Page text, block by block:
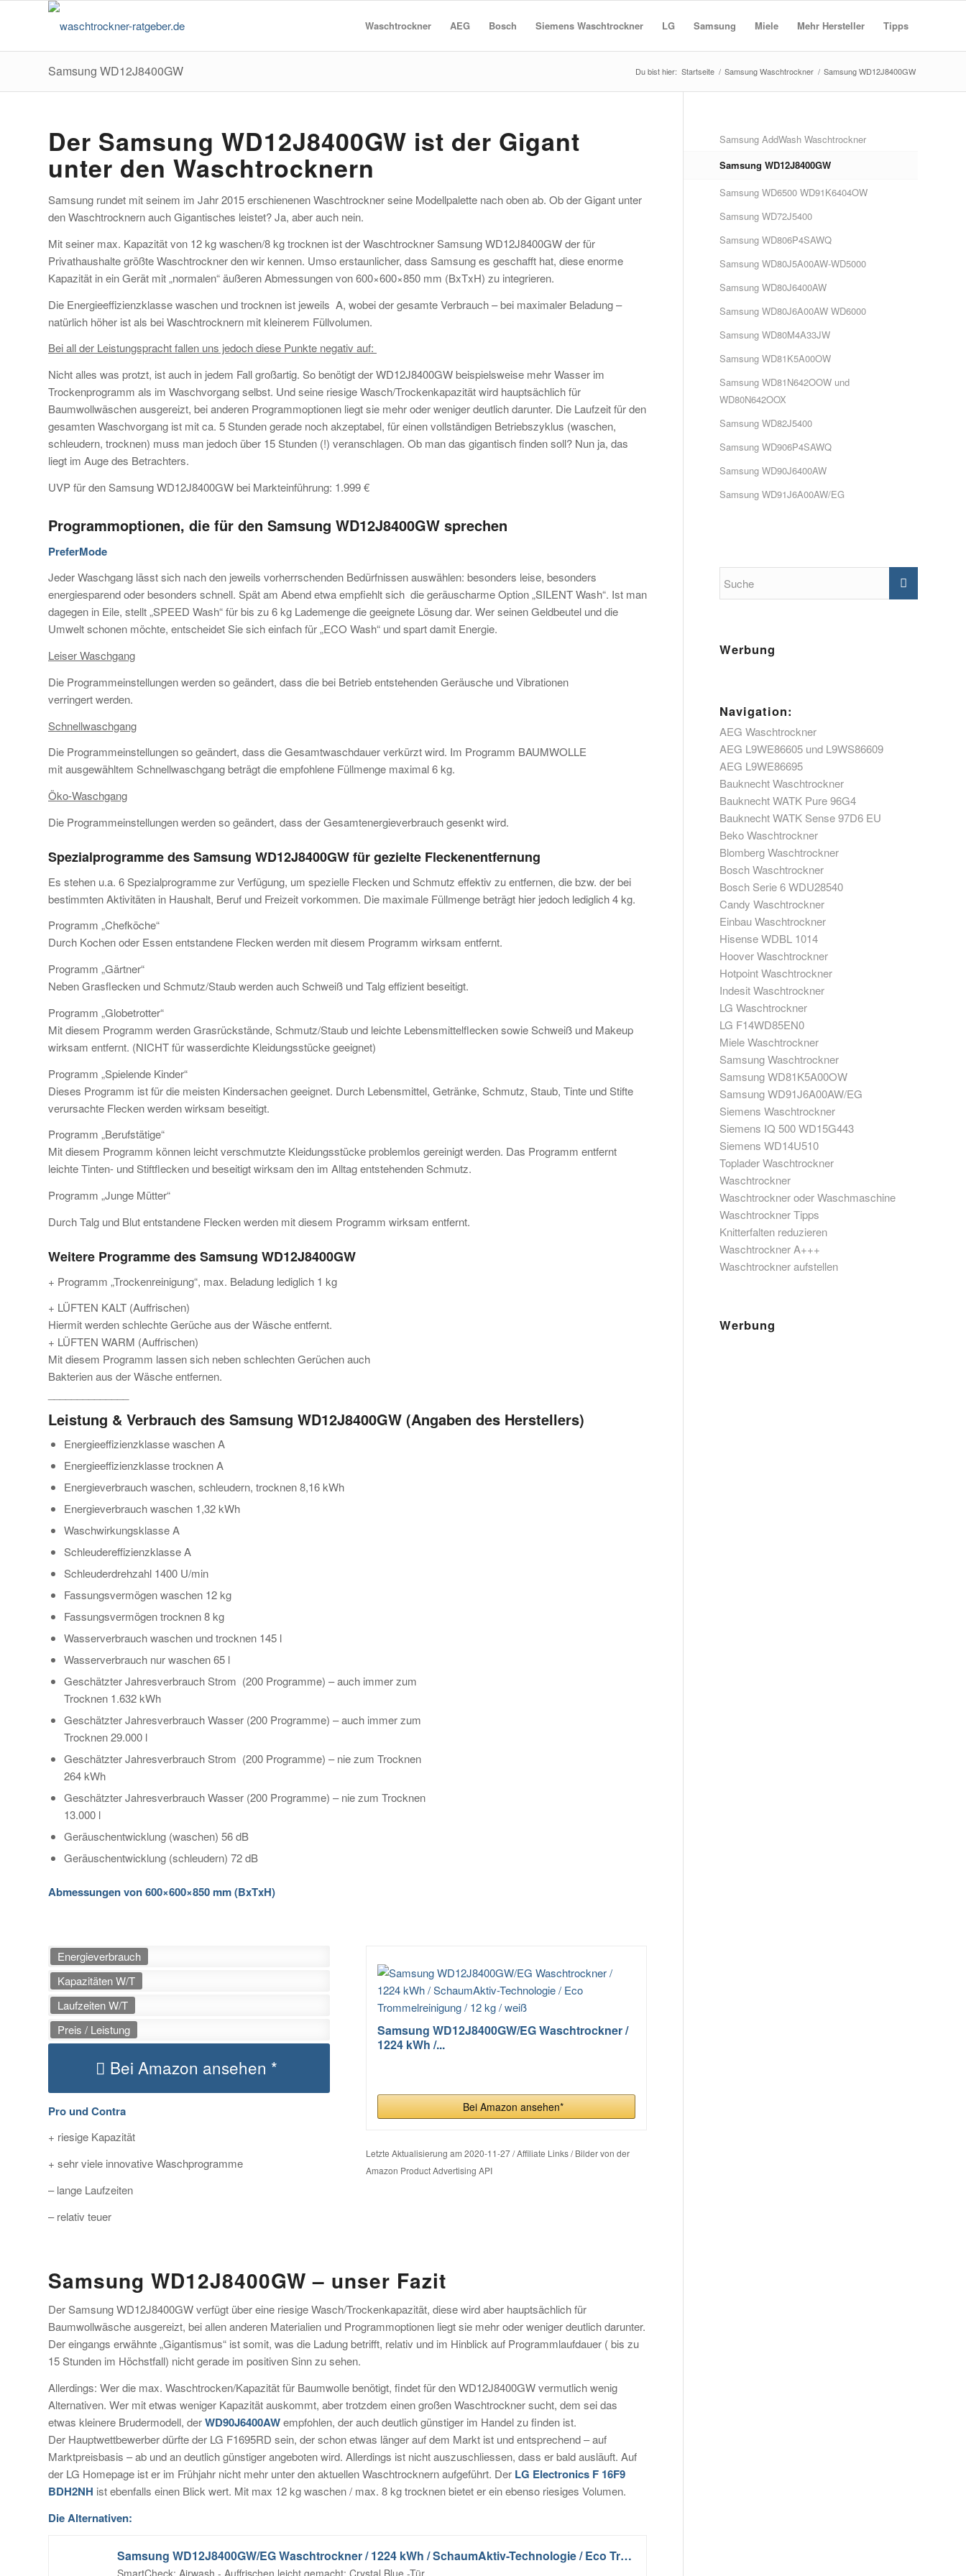
Waschtrockner AEG Bosch Siemens Waschtrockner LG Samsung Miele Mehr Hersteller Tipps
Samsung WD12J8400GW Du bist hier: Startseite / Samsung Waschtrockner / Samsung WD12J8400GW
Der Samsung WD12J8400GW ist der Gigant
unter den Waschtrocknern
Samsung rundet mit seinem im Jahr 2015 erschienenen Waschtrockner seine Modellpalette nach oben ab. Ob der Gigant unter
den Waschtrocknern auch Gigantisches leistet? Ja, aber auch nein.
Mit seiner max. Kapazität von 12 kg waschen/8 kg trocknen ist der Waschtrockner Samsung WD12J8400GW der für
Privathaushalte größte Waschtrockner den wir kennen. Umso erstaunlicher, dass Samsung es geschafft hat, diese enorme
Kapazität in ein Gerät mit „normalen“ äußeren Abmessungen von 600×600×850 mm (BxTxH) zu integrieren.
Die Energieeffizienzklasse waschen und trocknen ist jeweils A, wobei der gesamte Verbrauch – bei maximaler Beladung –
natürlich höher ist als bei Waschtrocknern mit kleinerem Füllvolumen.
Bei all der Leistungspracht fallen uns jedoch diese Punkte negativ auf:
Nicht alles was protzt, ist auch in jedem Fall großartig. So benötigt der WD12J8400GW beispielsweise mehr Wasser im
Trockenprogramm als im Waschvorgang selbst. Und seine riesige Wasch/Trockenkapazität wird hauptsächlich für
Baumwollwäschen ausgereizt, bei anderen Programmoptionen liegt sie mehr oder weniger deutlich darunter. Die Laufzeit für den
gesamten Waschvorgang ist mit ca. 5 Stunden gerade noch akzeptabel, für einen vollständigen Betriebszyklus (waschen,
schleudern, trocknen) muss man jedoch über 15 Stunden (!) veranschlagen. Ob man das gigantisch finden soll? Nun ja, das
liegt im Auge des Betrachters.
UVP für den Samsung WD12J8400GW bei Markteinführung: 1.999 €
Programmoptionen, die für den Samsung WD12J8400GW sprechen
PreferMode
Jeder Waschgang lässt sich nach den jeweils vorherrschenden Bedürfnissen auswählen: besonders leise, besonders
energiesparend oder besonders schnell. Spät am Abend etwa empfiehlt sich die geräuscharme Option „SILENT Wash“. Ist man
dagegen in Eile, stellt „SPEED Wash“ für bis zu 6 kg Lademenge die geeignete Lösung dar. Wer seinen Geldbeutel und die
Umwelt schonen möchte, entscheidet Sie sich einfach für „ECO Wash“ und spart damit Energie.
Leiser Waschgang
Die Programmeinstellungen werden so geändert, dass die bei Betrieb entstehenden Geräusche und Vibrationen
verringert werden.
Schnellwaschgang
Die Programmeinstellungen so geändert, dass die Gesamtwaschdauer verkürzt wird. Im Programm BAUMWOLLE
mit ausgewähltem Schnellwaschgang beträgt die empfohlene Füllmenge maximal 6 kg.
Öko-Waschgang
Die Programmeinstellungen werden so geändert, dass der Gesamtenergieverbrauch gesenkt wird.
Spezialprogramme des Samsung WD12J8400GW für gezielte Fleckenentfernung
Es stehen u.a. 6 Spezialprogramme zur Verfügung, um spezielle Flecken und Schmutz effektiv zu entfernen, die bzw. der bei
bestimmten Aktivitäten in Haushalt, Beruf und Freizeit vorkommen. Die maximale Füllmenge beträgt hier jedoch lediglich 4 kg.
Programm „Chefköche“
Durch Kochen oder Essen entstandene Flecken werden mit diesem Programm wirksam entfernt.
Programm „Gärtner“
Neben Grasflecken und Schmutz/Staub werden auch Schweiß und Talg effizient beseitigt.
Programm „Globetrotter“
Mit diesem Programm werden Grasrückstände, Schmutz/Staub und leichte Lebensmittelflecken sowie Schweiß und Makeup
wirksam entfernt. (NICHT für wasserdichte Kleidungsstücke geeignet)
Programm „Spielende Kinder“
Dieses Programm ist für die meisten Kindersachen geeignet. Durch Lebensmittel, Getränke, Schmutz, Staub, Tinte und Stifte
verursachte Flecken werden wirksam beseitigt.
Programm „Berufstätige“
Mit diesem Programm können leicht verschmutzte Kleidungsstücke problemlos gereinigt werden. Das Programm entfernt
leichte Tinten- und Stiftflecken und beseitigt wirksam den im Alltag entstehenden Schmutz.
Programm „Junge Mütter“
Durch Talg und Blut entstandene Flecken werden mit diesem Programm wirksam entfernt.
Weitere Programme des Samsung WD12J8400GW
+ Programm „Trockenreinigung“, max. Beladung lediglich 1 kg
+ LÜFTEN KALT (Auffrischen)
Hiermit werden schlechte Gerüche aus der Wäsche entfernt.
+ LÜFTEN WARM (Auffrischen)
Mit diesem Programm lassen sich neben schlechten Gerüchen auch
Bakterien aus der Wäsche entfernen.
Leistung & Verbrauch des Samsung WD12J8400GW (Angaben des Herstellers)
Energieeffizienzklasse waschen A
Energieeffizienzklasse trocknen A
Energieverbrauch waschen, schleudern, trocknen 8,16 kWh
Energieverbrauch waschen 1,32 kWh
Waschwirkungsklasse A
Schleudereffizienzklasse A
Schleuderdrehzahl 1400 U/min
Fassungsvermögen waschen 12 kg
Fassungsvermögen trocknen 8 kg
Wasserverbrauch waschen und trocknen 145 l
Wasserverbrauch nur waschen 65 l
Geschätzter Jahresverbrauch Strom (200 Programme) – auch immer zum
Trocknen 1.632 kWh
Geschätzter Jahresverbrauch Wasser (200 Programme) – auch immer zum
Trocknen 29.000 l
Geschätzter Jahresverbrauch Strom (200 Programme) – nie zum Trocknen
264 kWh
Geschätzter Jahresverbrauch Wasser (200 Programme) – nie zum Trocknen
13.000 l
Geräuschentwicklung (waschen) 56 dB
Geräuschentwicklung (schleudern) 72 dB
Abmessungen von 600×600×850 mm (BxTxH)
Energieverbrauch
Kapazitäten W/T
Laufzeiten W/T
Preis / Leistung
Bei Amazon ansehen *
Pro und Contra
+ riesige Kapazität
+ sehr viele innovative Waschprogramme
– lange Laufzeiten
– relativ teuer
Samsung WD12J8400GW/EG Waschtrockner /
1224 kWh /...
Bei Amazon ansehen*
Letzte Aktualisierung am 2020-11-27 / Affiliate Links / Bilder von der
Amazon Product Advertising API
Samsung WD12J8400GW – unser Fazit
Der Samsung WD12J8400GW verfügt über eine riesige Wasch/Trockenkapazität, diese wird aber hauptsächlich für
Baumwollwäsche ausgereizt, bei allen anderen Materialien und Programmoptionen liegt sie mehr oder weniger deutlich darunter.
Der eingangs erwähnte „Gigantismus“ ist somit, was die Ladung betrifft, relativ und im Hinblick auf Programmlaufdauer ( bis zu
15 Stunden im Höchstfall) nicht gerade im positiven Sinn zu sehen.
Allerdings: Wer die max. Waschtrocken/Kapazität für Baumwolle benötigt, findet für den WD12J8400GW vermutlich wenig
Alternativen. Wer mit etwas weniger Kapazität auskommt, aber trotzdem einen großen Waschtrockner sucht, dem sei das
etwas kleinere Brudermodell, derWD90J6400AWempfohlen, der auch deutlich günstiger im Handel zu finden ist.
Der Hauptwettbewerber dürfte der LG F1695RD sein, der schon etwas länger auf dem Markt ist und entsprechend – auf
Marktpreisbasis – ab und an deutlich günstiger angeboten wird. Allerdings ist nicht auszuschliessen, dass er bald ausläuft. Auf
der LG Homepage ist er im Frühjahr nicht mehr unter den aktuellen Waschtrocknern aufgeführt. Der LG Electronics F 16F9
BDH2NH ist ebenfalls einen Blick wert. Mit max 12 kg waschen / max. 8 kg trocknen bietet er ein ebenso riesiges Volumen.
Die Alternativen:
Samsung WD12J8400GW/EG Waschtrockner / 1224 kWh / SchaumAktiv-Technologie / Eco Trommelreinigung / 12 kg / weiß
Samsung AddWash Waschtrockner
Samsung WD12J8400GW
Samsung WD6500 WD91K6404OW
Samsung WD72J5400
Samsung WD806P4SAWQ
Samsung WD80J5A00AW-WD5000
Samsung WD80J6400AW
Samsung WD80J6A00AW WD6000
Samsung WD80M4A33JW
Samsung WD81K5A00OW
Samsung WD81N642OOW und
WD80N642OOX
Samsung WD82J5400
Samsung WD906P4SAWQ
Samsung WD90J6400AW
Samsung WD91J6A00AW/EG
Werbung
Navigation:
AEG Waschtrockner
AEG L9WE86605 und L9WS86609
AEG L9WE86695
Bauknecht Waschtrockner
Bauknecht WATK Pure 96G4
Bauknecht WATK Sense 97D6 EU
Beko Waschtrockner
Blomberg Waschtrockner
Bosch Waschtrockner
Bosch Serie 6 WDU28540
Candy Waschtrockner
Einbau Waschtrockner
Hisense WDBL 1014
Hoover Waschtrockner
Hotpoint Waschtrockner
Indesit Waschtrockner
LG Waschtrockner
LG F14WD85EN0
Miele Waschtrockner
Samsung Waschtrockner
Samsung WD81K5A00OW
Samsung WD91J6A00AW/EG
Siemens Waschtrockner
Siemens IQ 500 WD15G443
Siemens WD14U510
Toplader Waschtrockner
Waschtrockner
Waschtrockner oder Waschmaschine
Waschtrockner Tipps
Knitterfalten reduzieren
Waschtrockner A+++
Waschtrockner aufstellen
Werbung